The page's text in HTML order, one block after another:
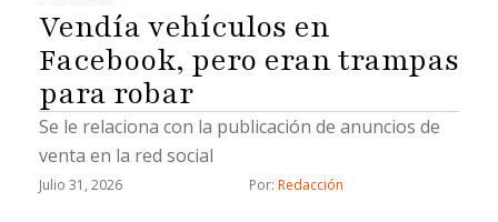
Vendía vehículos en
Facebook, pero eran trampas
para robar
Se le relaciona con la publicación de anuncios de
venta en la red social
Julio 31, 2026 Por: Redacción